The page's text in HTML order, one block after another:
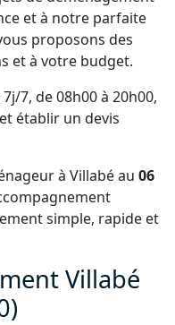
et à notre parfaite
proposons des
et à votre budget.
7, de 08h00 à 20h00,
établir un devis
à Villabé au 06
simple, rapide et
Villabé